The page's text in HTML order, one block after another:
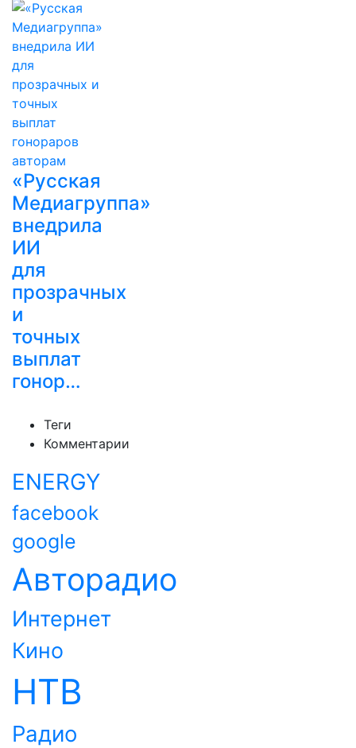
«Русская
Медиагруппа»
внедрила
ИИ
для
прозрачных
и
точных
выплат
гонор…
Теги
Комментарии
ENERGY
facebook
google
Авторадио
Интернет
Кино
НТВ
Радио